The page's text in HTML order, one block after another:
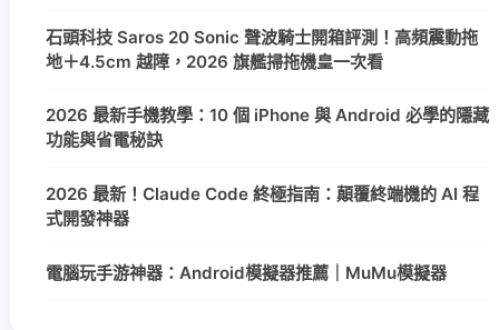
石頭科技 Saros 20 Sonic 聲波騎士開箱評測！高頻震動拖
地＋4.5cm 越障，2026 旗艦掃拖機皇一次看
2026 最新手機教學：10 個 iPhone 與 Android 必學的隱藏
功能與省電秘訣
2026 最新！Claude Code 終極指南：顛覆終端機的 AI 程
式開發神器
電腦玩手游神器：Android模擬器推薦｜MuMu模擬器